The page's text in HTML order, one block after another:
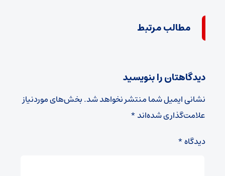
مطالب مرتبط
دیدگاهتان را بنویسید
نشانی ایمیل شما منتشر نخواهد شد.بخش‌های موردنیاز
علامت‌گذاری شده‌اند*
دیدگاه*